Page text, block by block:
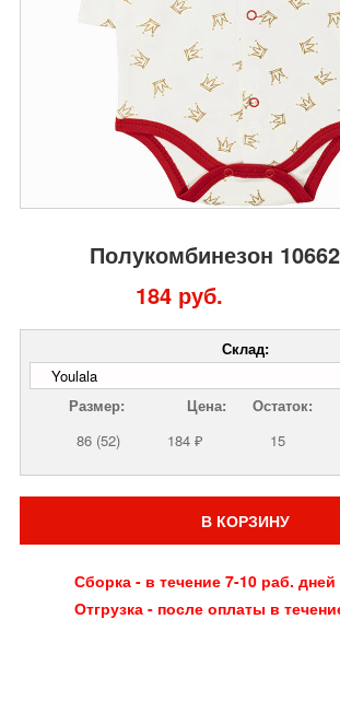
Полукомбинезон
184 руб.
Склад:
Размер: Цена: Остаток:
86 (52)
184 ₽ 15
В КОРЗИНУ
Сборка - в течение 7-10 раб. дней
Отгрузка - после оплаты в